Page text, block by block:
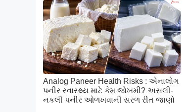
Analog Paneer Health Risks : એનાલોગ
પનીર સ્વાસ્થ્ય માટે કેમ જોખમી? અસલી-
નકલી પનીર ઓળખવાની સરળ રીત જાણો